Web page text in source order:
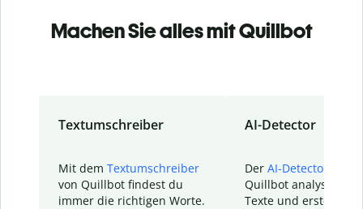
Machen Sie alles mit Quillbot
Textumschreiber
Mit dem Textumschreiber
von Quillbot findest du
immer die richtigen Worte.
AI-Detector
Der AI-Detector
Quillbot analysiert
Texte und erstellt